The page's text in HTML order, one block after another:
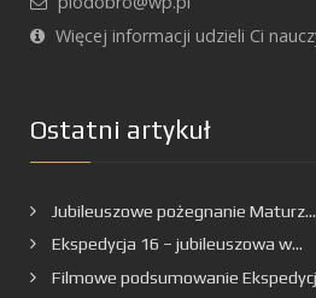
Więcej informacji udzieli Ci
Ostatni artykuł
Jubileuszowe pożegnanie Maturz...
Ekspedycja 16 – jubileuszowa w...
Filmowe podsumowanie